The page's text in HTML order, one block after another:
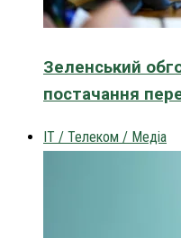
Зеленський
постачання
IT / Телеком / Медіа